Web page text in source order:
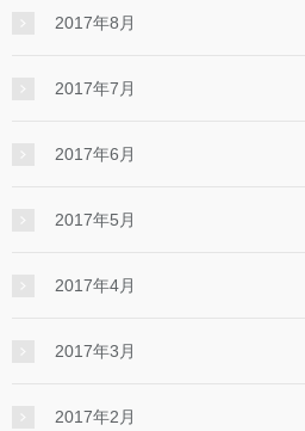
2017年8月
2017年7月
2017年6月
2017年5月
2017年4月
2017年3月
2017年2月